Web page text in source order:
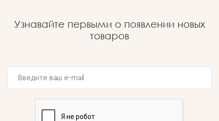
Узнавайте первыми о появлении новых
товаров